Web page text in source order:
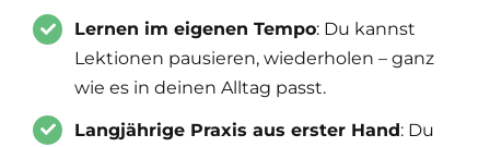
Lernen im eigenen Tempo: Du kannst
Lektionen pausieren, wiederholen – ganz
wie es in deinen Alltag passt.
Langjährige Praxis aus erster Hand: Du